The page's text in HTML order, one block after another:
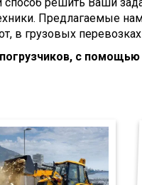
Предлагаемые
в грузовых перевозках
с